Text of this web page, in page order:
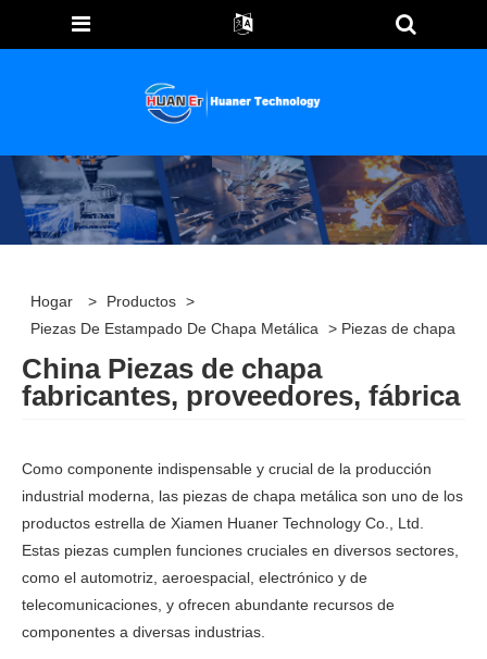
Hogar > Productos >
Piezas De Estampado De Chapa Metálica
> Piezas de chapa
China Piezas de chapa
fabricantes, proveedores, fábrica
Como componente indispensable y crucial de la producción
industrial moderna, las piezas de chapa metálica son uno de los
productos estrella de Xiamen Huaner Technology Co., Ltd.
Estas piezas cumplen funciones cruciales en diversos sectores,
como el automotriz, aeroespacial, electrónico y de
telecomunicaciones, y ofrecen abundante recursos de
componentes a diversas industrias.